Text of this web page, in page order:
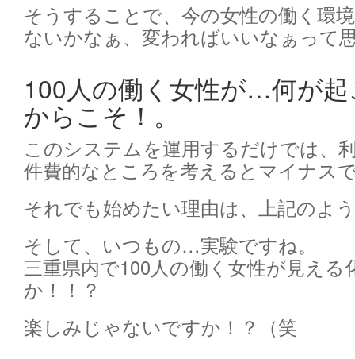
そうすることで、今の女性の働く環
ないかなぁ、変わればいいなぁって
100人の働く女性が…何が
からこそ！。
このシステムを運用するだけでは、
件費的なところを考えるとマイナス
それでも始めたい理由は、上記のよ
そして、いつもの…実験ですね。
三重県内で100人の働く女性が見え
か！！？
楽しみじゃないですか！？（笑